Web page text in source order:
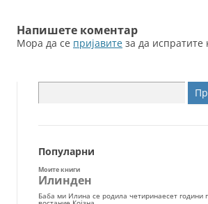
Напишете коментар
Мора да се пријавите за да испратите
за:
Популарни